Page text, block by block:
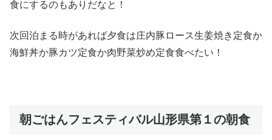
食にするのもありだなと！
次回泊まる時があれば夕食は庄内豚ロース生姜焼き定食か
海鮮丼か豚カツ定食か肉野菜炒め定食食べたい！
朝ごはんフェスティバル山形県第１の朝食